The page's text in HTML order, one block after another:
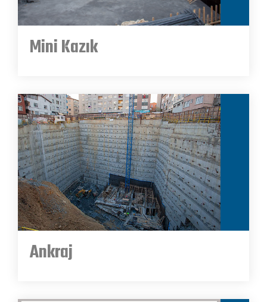
Mini Kazık
Ankraj